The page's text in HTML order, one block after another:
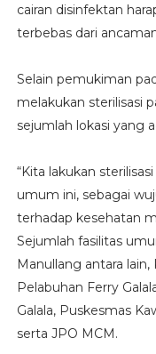
cairan disinfektan
terbebas dari
Selain pemukiman
melakukan sterilisasi
sejumlah lokasi yang
“Kita lakukan
umum ini, sebagai
terhadap kesehatan
Sejumlah fasilitas
Manullang antara lain,
Pelabuhan Ferry
Galala, Puskesmas
serta JPO MCM.